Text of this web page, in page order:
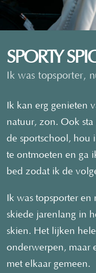
SPORTY
Ik was topsporter,
Ik kan erg genieten
natuur, zon. Ook
de sportschool, hou
te ontmoeten en ga
bed zodat ik de
Ik was topsporter
skiede jarenlang in
skien. Het lijken
onderwerpen, maar
met elkaar gemeen.